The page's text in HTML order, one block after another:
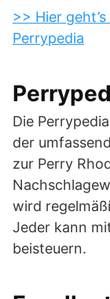
>> Hier
Perrypedia
Die
der
zur Perry
wird
Jeder kann
beisteuern.